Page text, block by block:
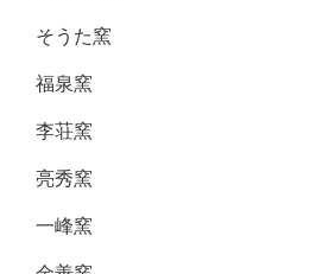
そうた窯
福泉窯
李荘窯
亮秀窯
一峰窯